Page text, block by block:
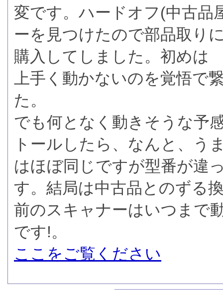
変です。ハードオフ(中古品
ーを見つけたので部品取り
購入してしました。初めは
上手く動かないのを覚悟で
た。
でも何となく動きそうな予
トールしたら、なんと、う
はほぼ同じですが型番が違
す。結局は中古品とのずる
前のスキャナーはいつまで
です!。
ここをご覧ください